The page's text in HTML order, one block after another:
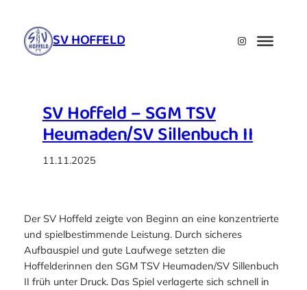
Inhalt
springen SV HOFFELD Instagram
SV Hoffeld – SGM TSV
Heumaden/SV Sillenbuch II
11.11.2025
Der SV Hoffeld zeigte von Beginn an eine konzentrierte
und spielbestimmende Leistung. Durch sicheres
Aufbauspiel und gute Laufwege setzten die
Hoffelderinnen den SGM TSV Heumaden/SV Sillenbuch
II früh unter Druck. Das Spiel verlagerte sich schnell in